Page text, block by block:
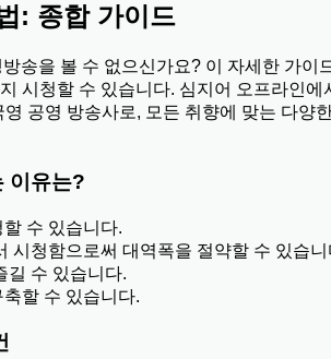
: 종합 가이드
송을 볼 수 없으신가요? 이 자세한 가이
시청할 수 있습니다. 심지어 오프라인에
공영 방송사로, 모든 취향에 맞는 다양
이유는?
수 있습니다.
시청함으로써 대역폭을 절약할 수 있습니
길 수 있습니다.
할 수 있습니다.